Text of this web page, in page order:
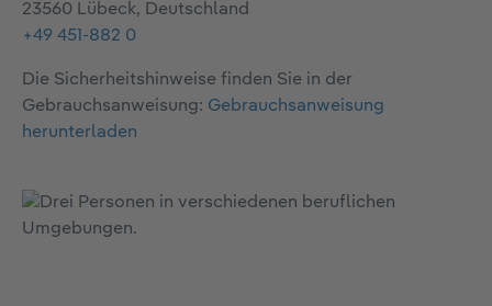
23560 Lübeck, Deutschland
+49 451-882 0
Die Sicherheitshinweise finden Sie in der
Gebrauchsanweisung: Gebrauchsanweisung
herunterladen